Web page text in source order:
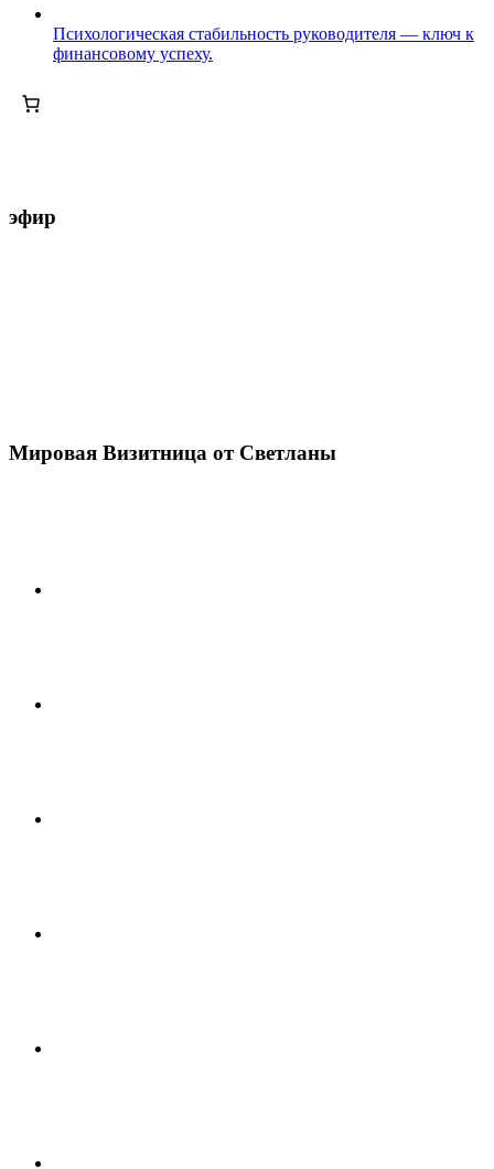
Психологическая стабильность руководителя — ключ к
финансовому успеху.
эфир
Мировая Визитница от Светланы